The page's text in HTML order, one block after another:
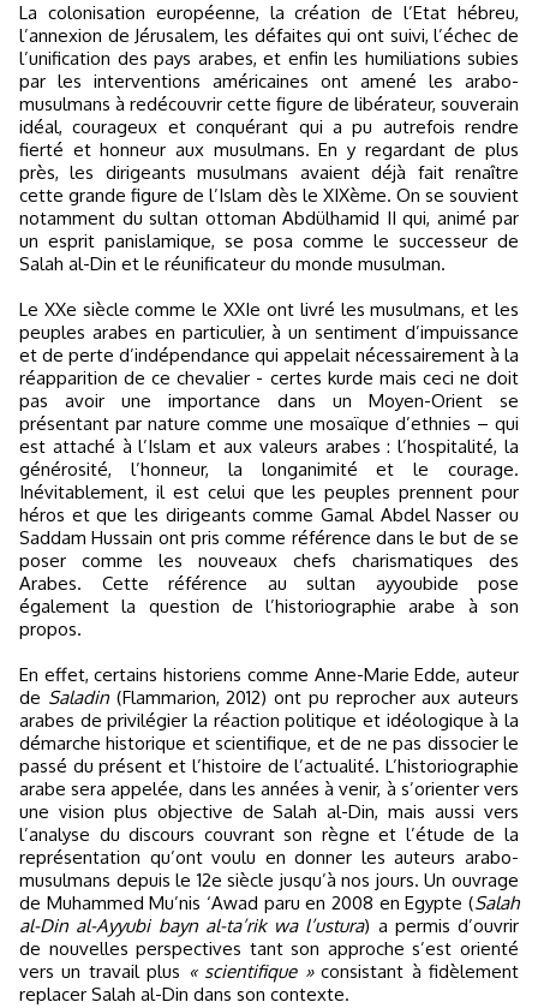
La colonisation européenne, la création de l’Etat hébreu,
l’annexion de Jérusalem, les défaites qui ont suivi, l’échec de
l’unification des pays arabes, et enfin les humiliations subies
par les interventions américaines ont amené les arabo-
musulmans à redécouvrir cette figure de libérateur, souverain
idéal, courageux et conquérant qui a pu autrefois rendre
fierté et honneur aux musulmans. En y regardant de plus
près, les dirigeants musulmans avaient déjà fait renaître
cette grande figure de l’Islam dès le XIXème. On se souvient
notamment du sultan ottoman Abdülhamid II qui, animé par
un esprit panislamique, se posa comme le successeur de
Salah al-Din et le réunificateur du monde musulman.
Le XXe siècle comme le XXIe ont livré les musulmans, et les
peuples arabes en particulier, à un sentiment d’impuissance
et de perte d’indépendance qui appelait nécessairement à la
réapparition de ce chevalier - certes kurde mais ceci ne doit
pas avoir une importance dans un Moyen-Orient se
présentant par nature comme une mosaïque d’ethnies – qui
est attaché à l’Islam et aux valeurs arabes : l’hospitalité, la
générosité, l’honneur, la longanimité et le courage.
Inévitablement, il est celui que les peuples prennent pour
héros et que les dirigeants comme Gamal Abdel Nasser ou
Saddam Hussain ont pris comme référence dans le but de se
poser comme les nouveaux chefs charismatiques des
Arabes. Cette référence au sultan ayyoubide pose
également la question de l’historiographie arabe à son
propos.
En effet, certains historiens comme Anne-Marie Edde, auteur
de Saladin(Flammarion, 2012) ont pu reprocher aux auteurs
arabes de privilégier la réaction politique et idéologique à la
démarche historique et scientifique, et de ne pas dissocier le
passé du présent et l’histoire de l’actualité. L’historiographie
arabe sera appelée, dans les années à venir, à s’orienter vers
une vision plus objective de Salah al-Din, mais aussi vers
l’analyse du discours couvrant son règne et l’étude de la
représentation qu’ont voulu en donner les auteurs arabo-
musulmans depuis le 12e siècle jusqu’à nos jours. Un ouvrage
de Muhammed Mu’nis ‘Awad paru en 2008 en Egypte (Salah
al-Din al-Ayyubi bayn al-ta’rik wa l’ustura) a permis d’ouvrir
de nouvelles perspectives tant son approche s’est orienté
vers un travail plus « scientifique »consistant à fidèlement
replacer Salah al-Din dans son contexte.